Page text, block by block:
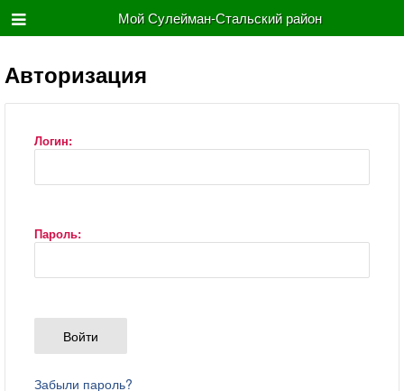
Мой Сулейман-Стальский район
Авторизация
Логин:
Пароль:
Забыли пароль?